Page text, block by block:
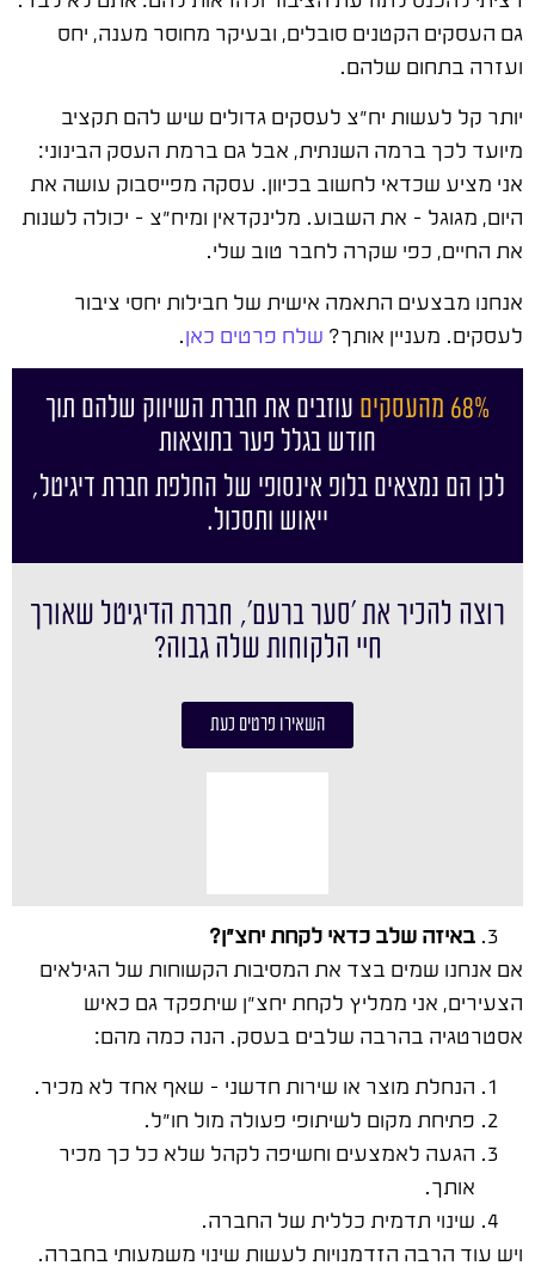
גם העסקים הקטנים סובלים, ובעיקר מחוסר מענה, יחס
ועזרה בתחום שלהם.
יותר קל לעשות יח"צ לעסקים גדולים שיש להם תקציב
מיועד לכך ברמה השנתית, אבל גם ברמת העסק הבינוני:
אני מציע שכדאי לחשוב בכיוון. עסקה מפייסבוק עושה את
היום, מגוגל – את השבוע. מלינקדאין ומיח"צ – יכולה לשנות
את החיים, כפי שקרה לחבר טוב שלי.
אנחנו מבצעים התאמה אישית של חבילות יחסי ציבור
לעסקים. מעניין אותך? שלח פרטים כאן.
68% מהעסקים
עוזבים את חברת השיווק שלהם תוך
חודש בגלל פער בתוצאות
לכן הם נמצאים בלופ אינסופי של החלפת חברת דיגיטל,
ייאוש ותסכול.
רוצה להכיר את ׳סער ברעם׳, חברת הדיגיטל שאורך
חיי הלקוחות שלה גבוה?
השאירו פרטים כעת
באיזה שלב כדאי לקחת יחצ"ן?
אם אנחנו שמים בצד את המסיבות הקשוחות של הגילאים
הצעירים, אני ממליץ לקחת יחצ"ן שיתפקד גם כאיש
אסטרטגיה בהרבה שלבים בעסק. הנה כמה מהם:
הנחלת מוצר או שירות חדשני – שאף אחד לא מכיר.
פתיחת מקום לשיתופי פעולה מול חו"ל.
הגעה לאמצעים וחשיפה לקהל שלא כל כך מכיר
אותך.
שינוי תדמית כללית של החברה.
ויש עוד הרבה הזדמנויות לעשות שינוי משמעותי בחברה.